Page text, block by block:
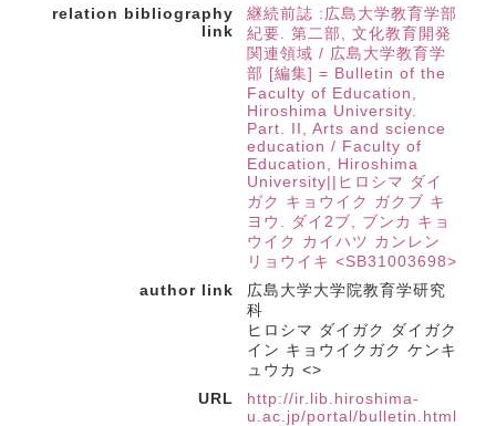
relation bibliography
link
継続前誌 :広島大学教育学部
紀要. 第二部, 文化教育開発
関連領域 / 広島大学教育学
部 [編集] = Bulletin of the
Faculty of Education,
Hiroshima University.
Part. II, Arts and science
education / Faculty of
Education, Hiroshima
University||ヒロシマ ダイ
ガク キョウイク ガクブ キ
ヨウ. ダイ2ブ, ブンカ キョ
ウイク カイハツ カンレン
リョウイキ <SB31003698>
author link
広島大学大学院教育学研究
科
ヒロシマ ダイガク ダイガク
イン キョウイクガク ケンキ
ュウカ <>
URL
http://ir.lib.hiroshima-
u.ac.jp/portal/bulletin.html